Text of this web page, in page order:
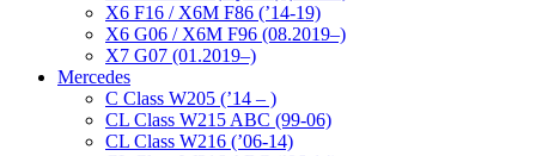
X6 F16 / X6M F86 (’14-19)
X6 G06 / X6M F96 (08.2019–)
X7 G07 (01.2019–)
Mercedes
C Class W205 (’14 – )
CL Class W215 ABC (99-06)
CL Class W216 (’06-14)